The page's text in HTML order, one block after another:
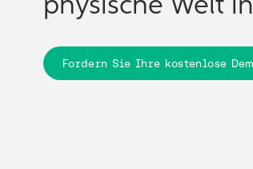
physische Welt
Fordern Sie Ihre kostenlose